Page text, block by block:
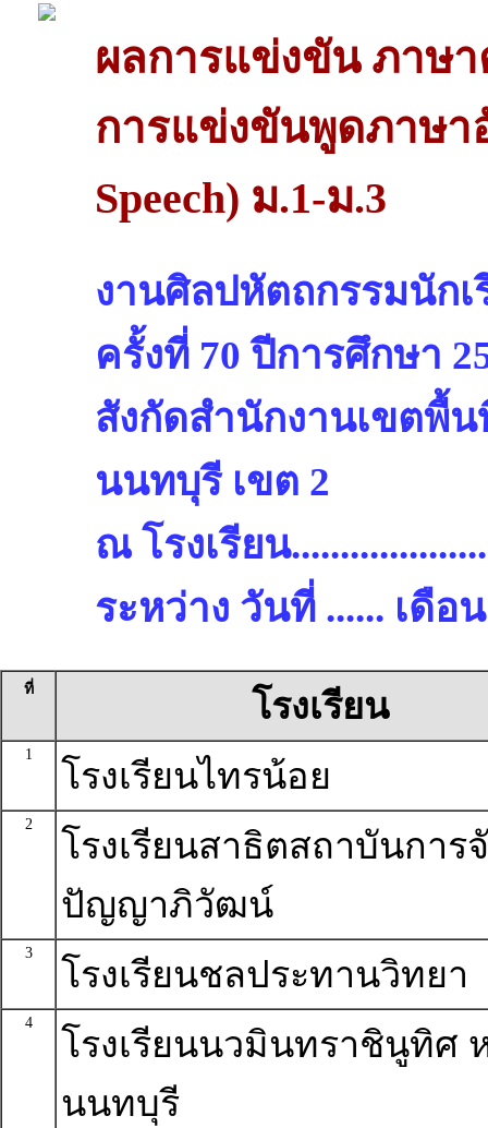
ผลการแข่งขัน ภาษา
การแข่งขันพูดภาษา
Speech) ม.1-ม.3
งานศิลปหัตถกรรมนัก
ครั้งที่ 70 ปีการศึกษา
สังกัดสำนักงานเขตพื้
นนทบุรี เขต 2
ณ โรงเรียน
ระหว่าง วันที่ ...... เดือ
ที่ โรงเรียน
1
โรงเรียนไทรน้อย
2
โรงเรียนสาธิตสถาบันการ
ปัญญาภิวัฒน์
3
โรงเรียนชลประทานวิทยา
4
โรงเรียนนวมินทราชินูทิศ
นนทบุรี